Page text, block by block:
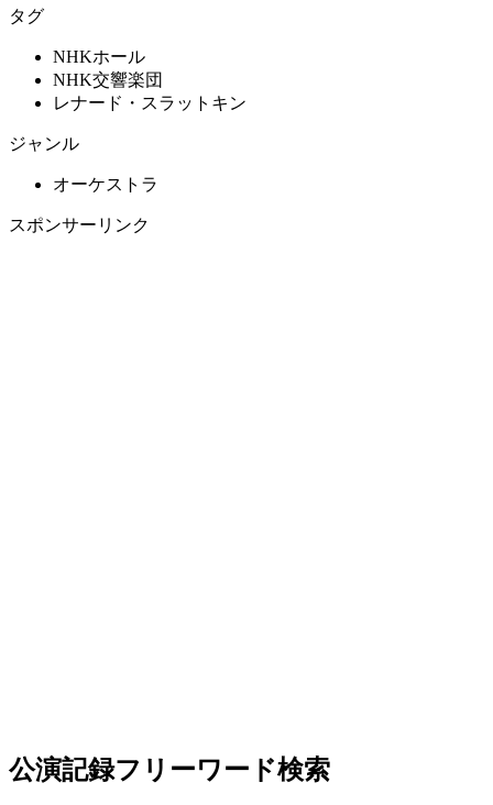
タグ
NHKホール
NHK交響楽団
レナード・スラットキン
ジャンル
オーケストラ
スポンサーリンク
公演記録フリーワード検索